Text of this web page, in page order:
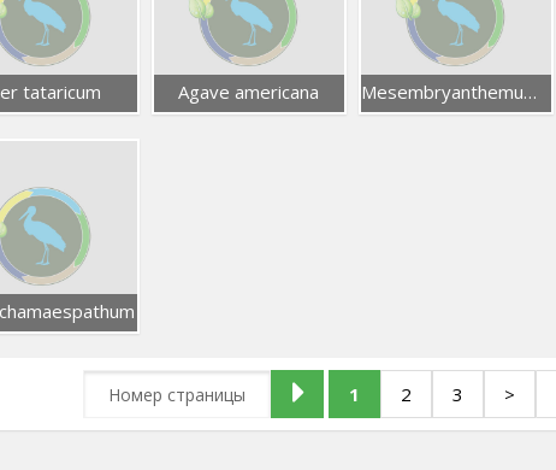
tataricum Agave americana Mesembryanthemum nodiflorum
1 2 3 >